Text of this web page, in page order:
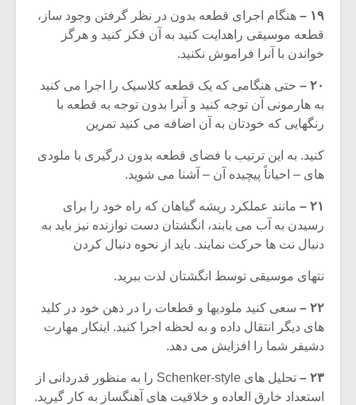
۱۹ –
هنگام اجرای قطعه بدون در نظر گرفتن وجود ساز،
قطعه موسیقی راهدایت کنید به آن فکر کنید و هرگز
خواندن با آنرا فراموش نکنید.
۲۰ –
حتی هنگامی که یک قطعه کلاسیک را اجرا می کنید
به هارمونی آن توجه کنید و آنرا بدون توجه به قطعه با
رنگهایی که خودتان به آن اضافه می کنید تمرین
کنید. به این ترتیب با فضای قطعه بدون درگیری با ملودی
های – احیاناً پیچیده آن – آشنا می شوید.
۲۱ –
مانند عملکرد ریشه گیاهان که راه خود را برای
رسیدن به آب می یابند، انگشتان دست نوازنده نیز باید به
دنبال نت ها حرکت نمایند. باید از نحوه دنبال کردن
نتهای موسیقی توسط انگشتان لذت ببرید.
۲۲ –
سعی کنید ملودیها و قطعات را در ذهن خود در کلید
های دیگر انتقال داده و به لحظه اجرا کنید. اینکار مهارت
دشیفر شما را افزایش می دهد.
۲۳ –
تحلیل های Schenker-style را به منظور قدردانی از
استعداد خارق العاده و خلاقیت های آهنگساز به کار گیرید.